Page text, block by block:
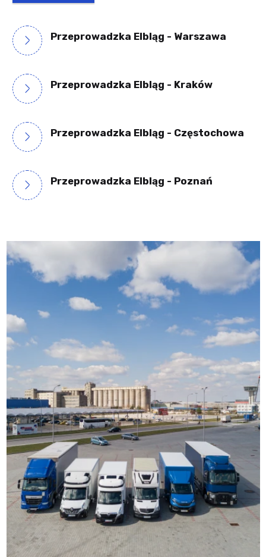
Przeprowadzka Elbląg - Warszawa
Przeprowadzka Elbląg - Kraków
Przeprowadzka Elbląg - Częstochowa
Przeprowadzka Elbląg - Poznań